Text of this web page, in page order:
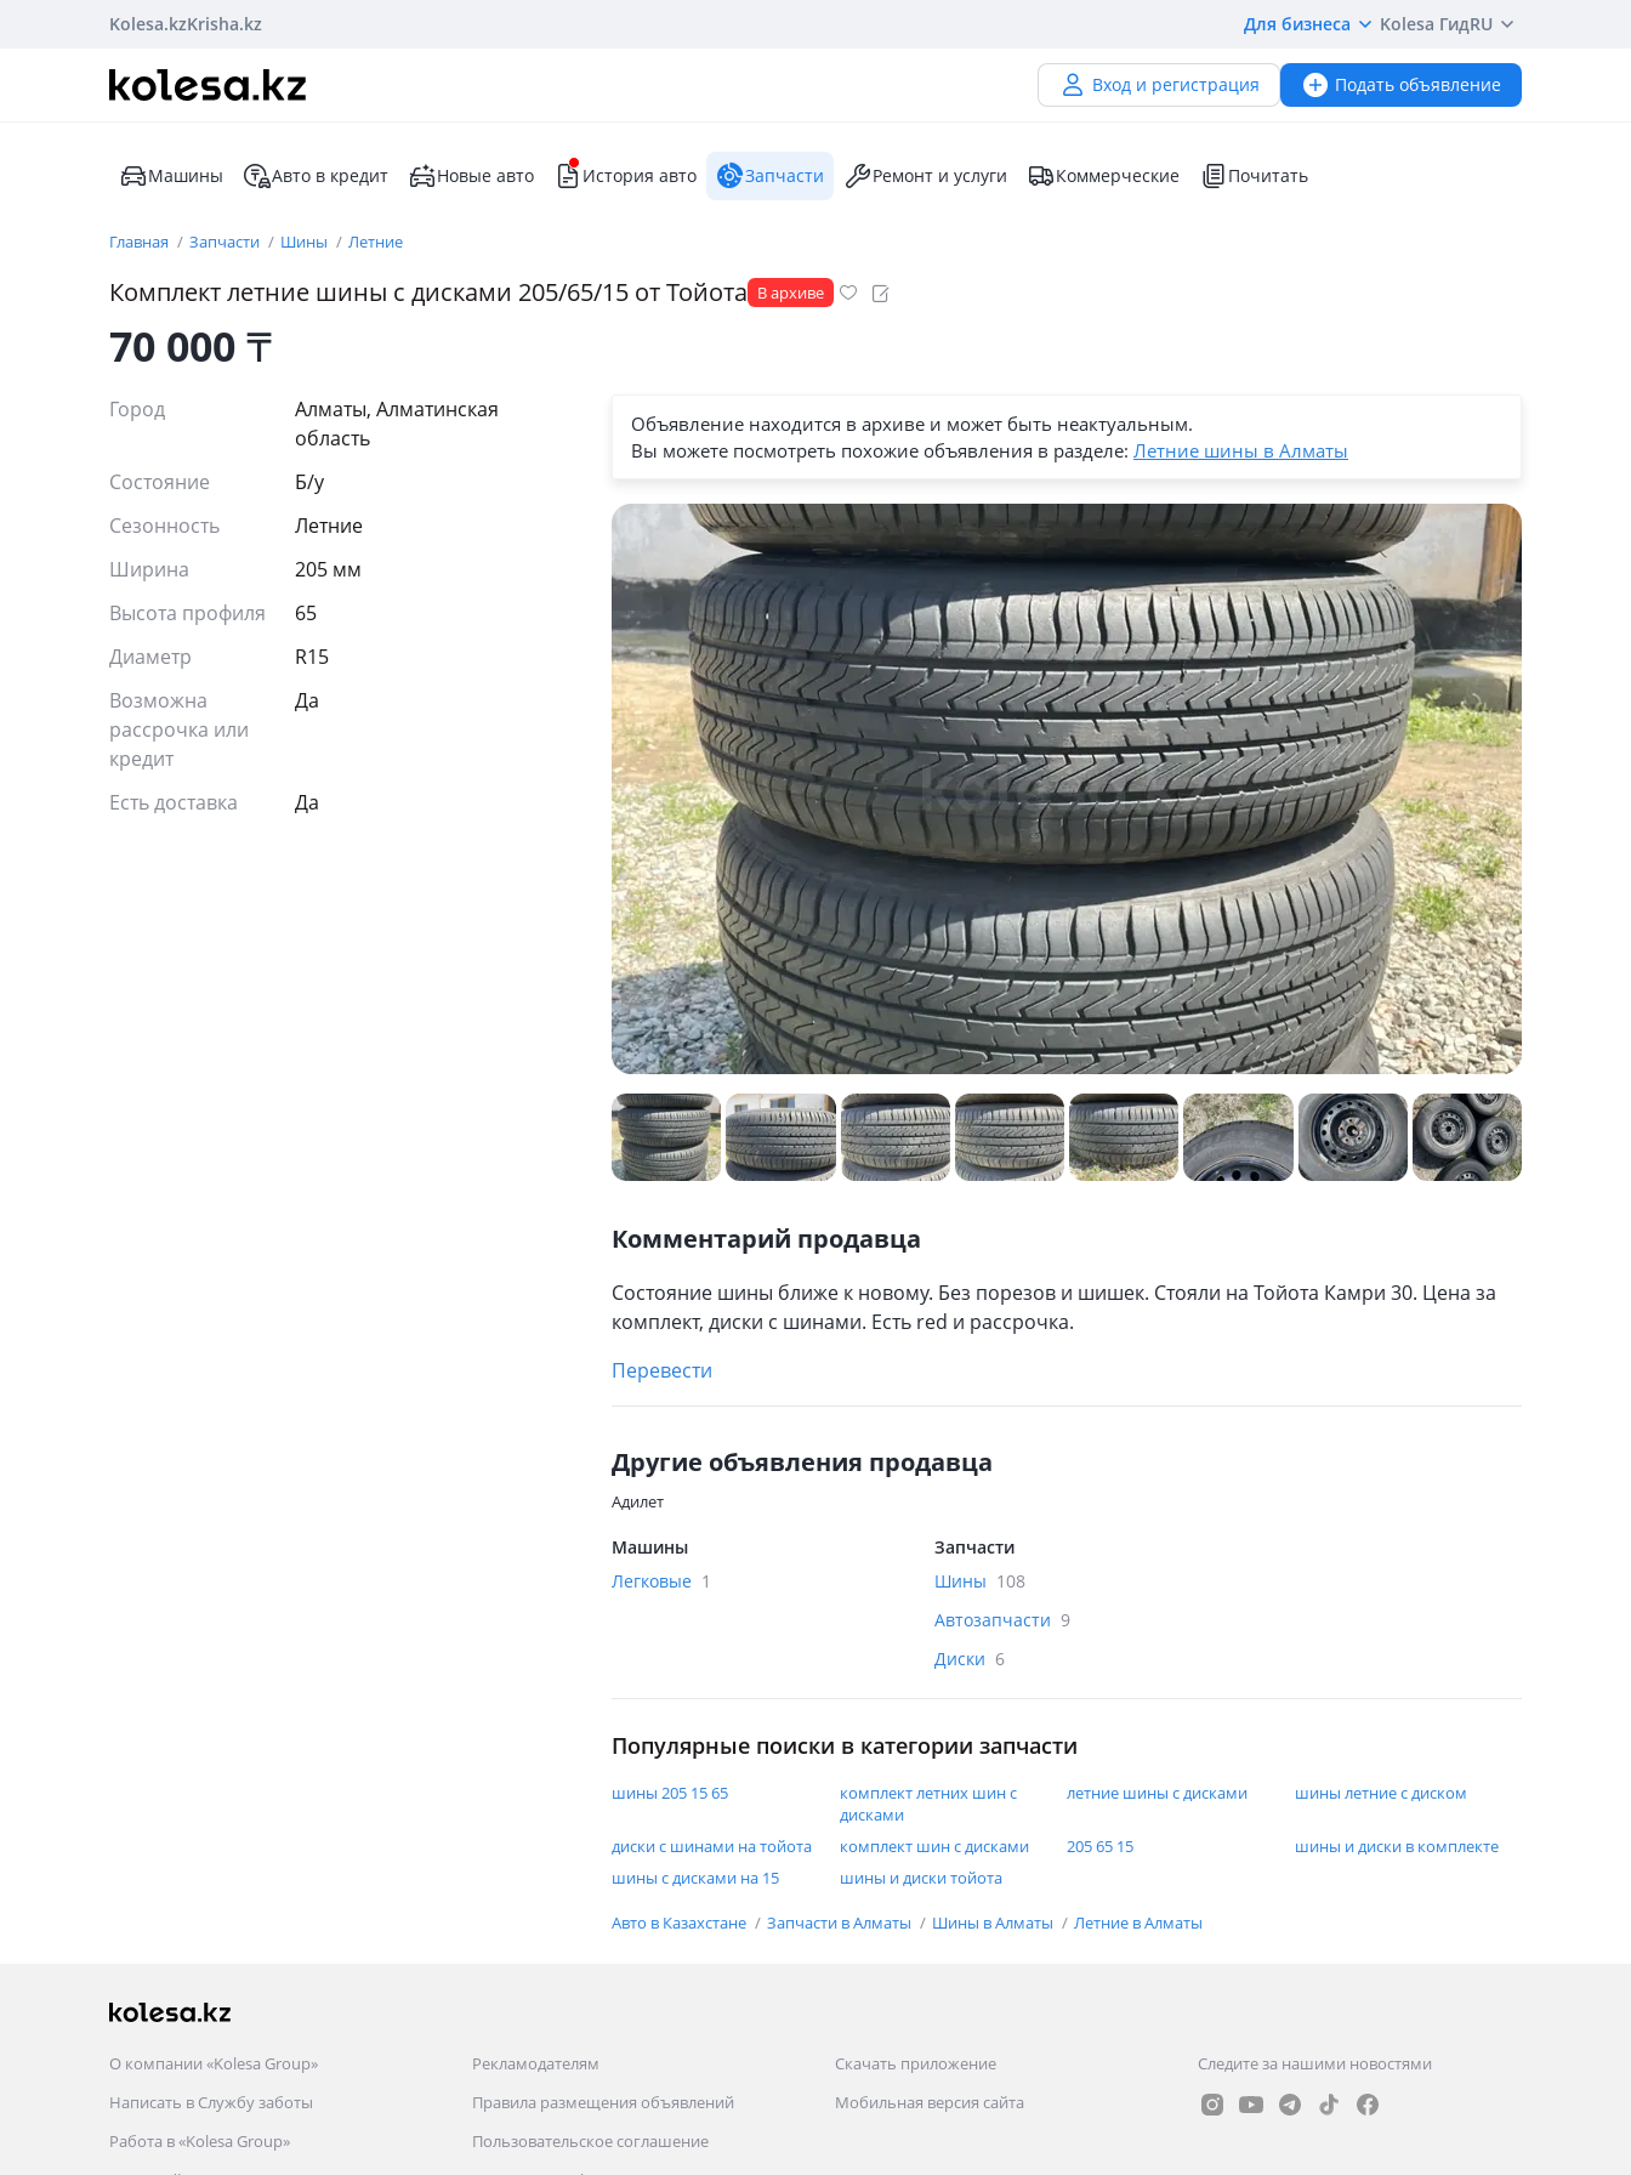
Kolesa.kzKrisha.kz Для бизнеса Kolesa ГидRU
Вход и регистрация Подать объявление
Машины Авто в кредит Новые авто История авто Запчасти Ремонт и услуги Коммерческие Почитать
Главная Запчасти Шины Летние
Комплект летние шины с дисками 205/65/15 от Тойота В архиве
70 000₸
Город
Алматы, Алматинская
область
Состояние
Б/y
Сезонность
Летние
Ширина
205 мм
Высота профиля
65
Диаметр
R15
Возможна
рассрочка или
кредит
Да
Есть доставка Да
Объявление находится в архиве и может быть неактуальным.
Вы можете посмотреть похожие объявления в разделе: Летние шины в Алматы
Комментарий продавца
Состояние шины ближе к новому. Без порезов и шишек. Стояли на Тойота Камри 30. Цена за
комплект, диски с шинами. Есть red и рассрочка.
Перевести
Другие объявления продавца
Адилет
Машины
Легковые 1
Запчасти
Шины 108
Автозапчасти 9
Диски 6
Популярные поиски в категории запчасти
шины 205 15 65
комплект летних шин с
дисками
летние шины с дисками шины летние с диском
диски с шинами на тойота комплект шин с дисками 205 65 15
шины и диски в комплекте
шины с дисками на 15
шины и диски тойота
Авто в Казахстане Запчасти в Алматы Шины в Алматы Летние в Алматы
О компании «Kolesa Group»
Написать в Службу заботы
Работа в «Kolesa Group»
Рекламодателям
Правила размещения объявлений
Пользовательское соглашение
Скачать приложение
Мобильная версия сайта
Следите за нашими новостями